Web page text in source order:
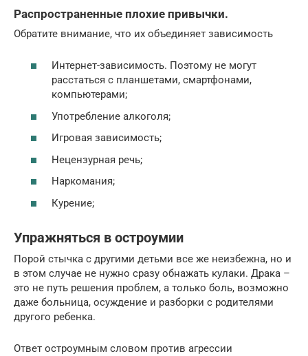
Распространенные плохие привычки.
Обратите внимание, что их объединяет зависимость
Интернет-зависимость. Поэтому не могут
расстаться с планшетами, смартфонами,
компьютерами;
Употребление алкоголя;
Игровая зависимость;
Нецензурная речь;
Наркомания;
Курение;
Упражняться в остроумии
Порой стычка с другими детьми все же неизбежна, но и
в этом случае не нужно сразу обнажать кулаки. Драка –
это не путь решения проблем, а только боль, возможно
даже больница, осуждение и разборки с родителями
другого ребенка.
Ответ остроумным словом против агрессии